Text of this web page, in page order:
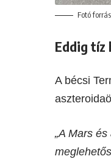
Fotó
Eddig
A bécsi
„A Mars